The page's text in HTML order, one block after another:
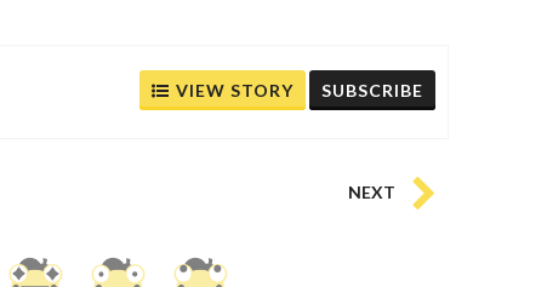
VIEW STORY SUBSCRIBE
NEXT